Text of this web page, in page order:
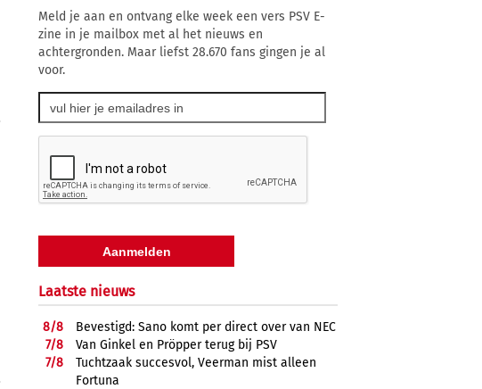
Meld je aan en ontvang elke week een vers PSV E-
zine in je mailbox met al het nieuws en
achtergronden. Maar liefst 28.670 fans gingen je al
voor.
Laatste nieuws
8/8
Bevestigd: Sano komt per direct over van NEC
7/8
Van Ginkel en Pröpper terug bij PSV
7/8
Tuchtzaak succesvol, Veerman mist alleen
Fortuna